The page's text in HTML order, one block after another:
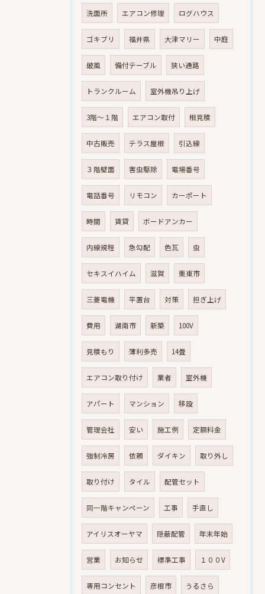
洗面所 エアコン修理 ログハウス
ゴキブリ 福井県 大津マリー 中庭
破風 備付テーブル 狭い通路
トランクルーム 室外機吊り上げ
3階～１階 エアコン取付 相見積
中古販売 テラス屋根 引込線
３階壁面 害虫駆除 電場番号
電話番号 リモコン カーポート
時間 賃貸 ボードアンカー
内線規程 急勾配 色瓦 虫
セキスイハイム 滋賀 栗東市
三菱電機 平置台 対策 担ぎ上げ
費用 湖南市 新築 100V
見積もり 薄利多売 14畳
エアコン取り付け 業者 室外機
アパート マンション 移設
管理会社 安い 施工例 定額料金
強制冷房 依頼 ダイキン 取り外し
取り付け タイル 配管セット
同一階キャンペーン 工事 手直し
アイリスオーヤマ 隠蔽配管 年末年始
営業 お知らせ 標準工事 １００V
専用コンセント 彦根市 うるさら